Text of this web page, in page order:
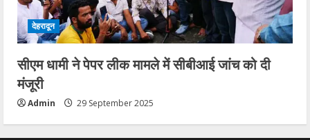
देहरादून
सीएम धामी ने पेपर लीक मामले में सीबीआई जांच को दी
मंजूरी
Admin 29 September 2025